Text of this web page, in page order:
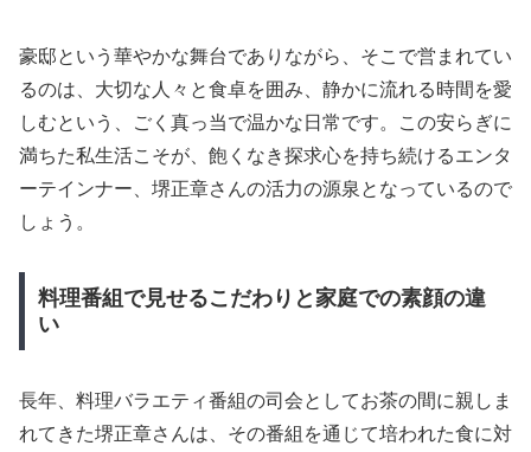
豪邸という華やかな舞台でありながら、そこで営まれてい
るのは、大切な人々と食卓を囲み、静かに流れる時間を愛
しむという、ごく真っ当で温かな日常です。この安らぎに
満ちた私生活こそが、飽くなき探求心を持ち続けるエンタ
ーテインナー、堺正章さんの活力の源泉となっているので
しょう。
料理番組で見せるこだわりと家庭での素顔の違
い
長年、料理バラエティ番組の司会としてお茶の間に親しま
れてきた堺正章さんは、その番組を通じて培われた食に対